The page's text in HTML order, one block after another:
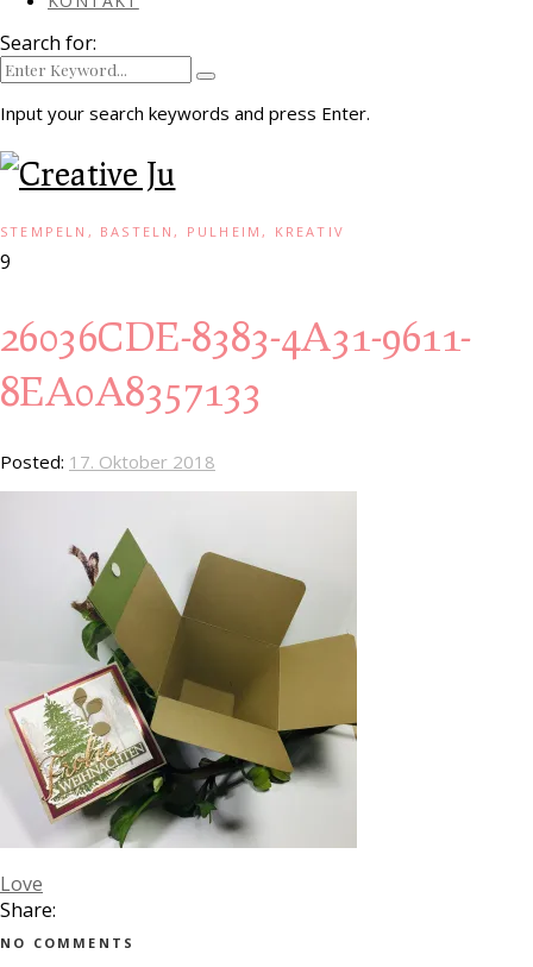
Search for:
Input your search keywords and press Enter.
STEMPELN, BASTELN, PULHEIM, KREATIV
9
26036CDE-8383-4A31-9611-
8EA0A8357133
Posted: 17. Oktober 2018
Love
Share:
NO COMMENTS